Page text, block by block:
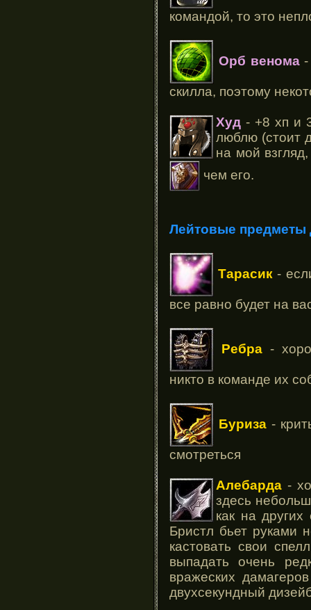
командой, то это
Орб венома-
скилла, поэтому
Худ - +8 хп и
люблю (стоит
на мой
чем его.
Лейтовые предметы
Тарасик -
все равно будет на
Ребра -
никто в команде их
Буриза -
смотреться
Алебарда -
здесь
как на
Бристл бьет руками
кастовать свои
выпадать очень
вражеских
двухсекундный